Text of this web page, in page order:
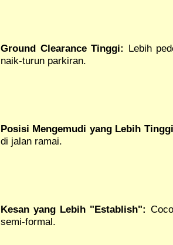
Ground Clearance Tinggi: Lebih
naik-turun parkiran.
Posisi Mengemudi yang Lebih
di jalan ramai.
Kesan yang Lebih "Establish":
semi-formal.